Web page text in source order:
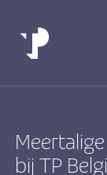
bij TP